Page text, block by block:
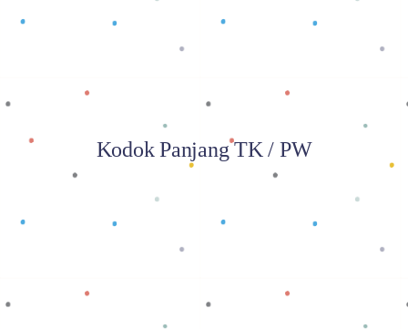
Kodok Panjang TK / PW
Baca selengkapnya